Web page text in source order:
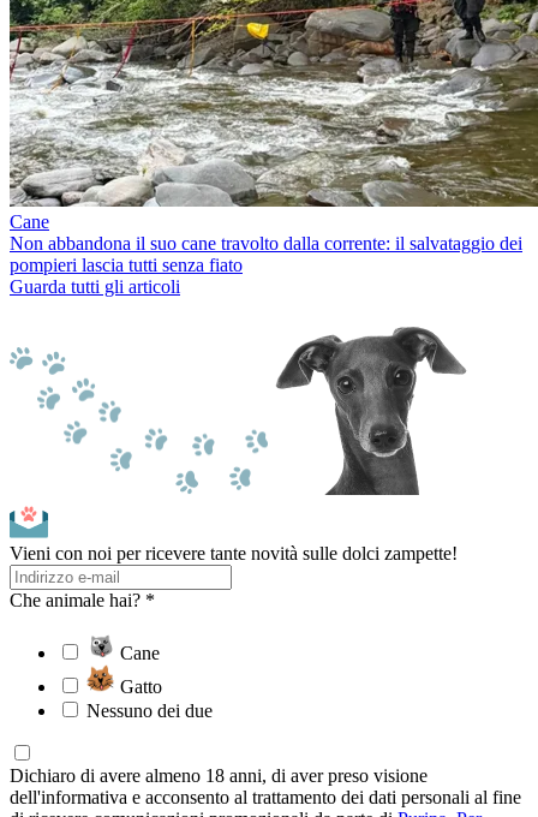
Cane
Non abbandona il suo cane travolto dalla corrente: il salvataggio dei
pompieri lascia tutti senza fiato
Guarda tutti gli articoli
Vieni con noi per ricevere tante novità sulle dolci zampette!
Che animale hai? *
Cane
Gatto
Nessuno dei due
Dichiaro di avere almeno 18 anni, di aver preso visione
dell'informativa e acconsento al trattamento dei dati personali al fine